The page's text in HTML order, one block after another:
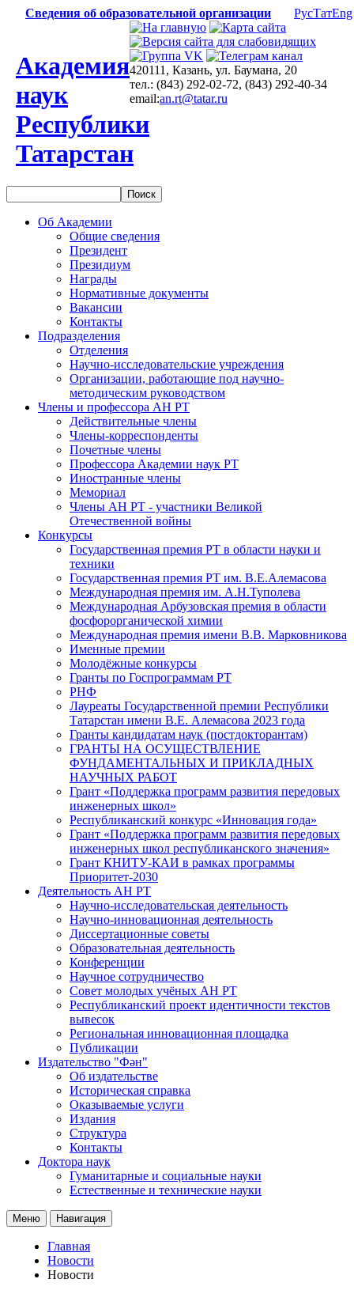
Сведения об образовательной организации РусТатEng
Академия
наук
Республики
Татарстан
420111, Казань, ул. Баумана, 20
тел.: (843) 292-02-72, (843) 292-40-34
email:an.rt@tatar.ru
Об Академии
Общие сведения
Президент
Президиум
Награды
Нормативные документы
Вакансии
Контакты
Подразделения
Отделения
Научно-исследовательские учреждения
Организации, работающие под научно-
методическим руководством
Члены и профессора АН РТ
Действительные члены
Члены-корреспонденты
Почетные члены
Профессора Академии наук РТ
Иностранные члены
Мемориал
Члены АН РТ - участники Великой
Отечественной войны
Конкурсы
Государственная премия РТ в области науки и
техники
Государственная премия РТ им. В.Е.Алемасова
Международная премия им. А.Н.Туполева
Международная Арбузовская премия в области
фосфорорганической химии
Международная премия имени В.В. Марковникова
Именные премии
Молодёжные конкурсы
Гранты по Госпрограммам РТ
РНФ
Лауреаты Государственной премии Республики
Татарстан имени В.Е. Алемасова 2023 года
Гранты кандидатам наук (постдокторантам)
ГРАНТЫ НА ОСУЩЕСТВЛЕНИЕ
ФУНДАМЕНТАЛЬНЫХ И ПРИКЛАДНЫХ
НАУЧНЫХ РАБОТ
Грант «Поддержка программ развития передовых
инженерных школ»
Республиканский конкурс «Инновация года»
Грант «Поддержка программ развития передовых
инженерных школ республиканского значения»
Грант КНИТУ-КАИ в рамках программы
Приоритет-2030
Деятельность АН РТ
Научно-исследовательская деятельность
Научно-инновационная деятельность
Диссертационные советы
Образовательная деятельность
Конференции
Научное сотрудничество
Совет молодых учёных АН РТ
Республиканский проект идентичности текстов
вывесок
Региональная инновационная площадка
Публикации
Издательство "Фән"
Об издательстве
Историческая справка
Оказываемые услуги
Издания
Структура
Контакты
Доктора наук
Гуманитарные и социальные науки
Естественные и технические науки
Меню Навигация
Главная
Новости
Новости